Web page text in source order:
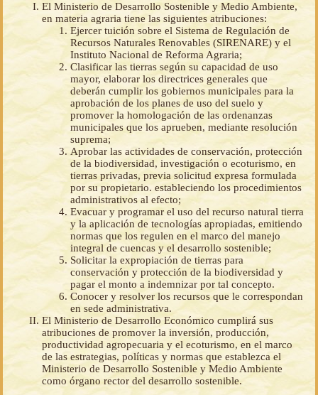
El Ministerio de Desarrollo Sostenible y Medio Ambiente,
en materia agraria tiene las siguientes atribuciones:
Ejercer tuición sobre el Sistema de Regulación de
Recursos Naturales Renovables (SIRENARE) y el
Instituto Nacional de Reforma Agraria;
Clasificar las tierras según su capacidad de uso
mayor, elaborar los directrices generales que
deberán cumplir los gobiernos municipales para la
aprobación de los planes de uso del suelo y
promover la homologación de las ordenanzas
municipales que los aprueben, mediante resolución
suprema;
Aprobar las actividades de conservación, protección
de la biodiversidad, investigación o ecoturismo, en
tierras privadas, previa solicitud expresa formulada
por su propietario. estableciendo los procedimientos
administrativos al efecto;
Evacuar y programar el uso del recurso natural tierra
y la aplicación de tecnologías apropiadas, emitiendo
normas que los regulen en el marco del manejo
integral de cuencas y el desarrollo sostenible;
Solicitar la expropiación de tierras para
conservación y protección de la biodiversidad y
pagar el monto a indemnizar por tal concepto.
Conocer y resolver los recursos que le correspondan
en sede administrativa.
El Ministerio de Desarrollo Económico cumplirá sus
atribuciones de promover la inversión, producción,
productividad agropecuaria y el ecoturismo, en el marco
de las estrategias, políticas y normas que establezca el
Ministerio de Desarrollo Sostenible y Medio Ambiente
como órgano rector del desarrollo sostenible.